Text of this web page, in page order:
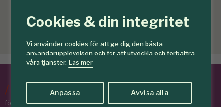
Cookies & din integritet
Vi använder cookies för att ge dig den bästa
användarupplevelsen och för att utveckla och förbättra
våra tjänster. Läs mer
Anpassa Avvisa alla
/Tips & Råd
för skogens medlemmar